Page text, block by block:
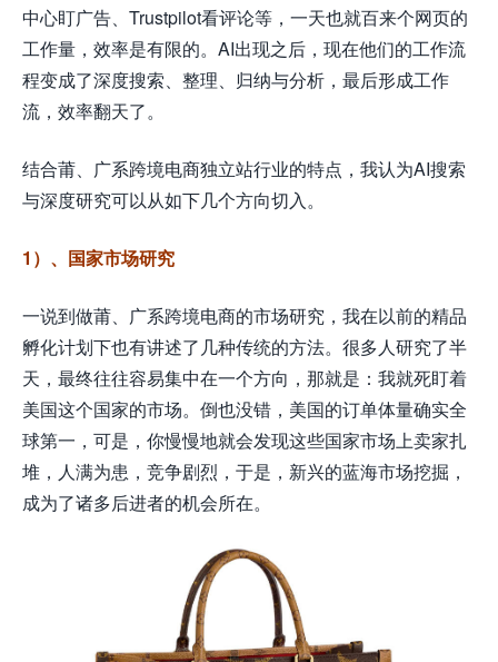
中心盯广告、Trustpilot看评论等，一天也就百来个网页的
工作量，效率是有限的。AI出现之后，现在他们的工作流
程变成了深度搜索、整理、归纳与分析，最后形成工作
流，效率翻天了。
结合莆、广系跨境电商独立站行业的特点，我认为AI搜索
与深度研究可以从如下几个方向切入。
1）、国家市场研究
一说到做莆、广系跨境电商的市场研究，我在以前的精品
孵化计划下也有讲述了几种传统的方法。很多人研究了半
天，最终往往容易集中在一个方向，那就是：我就死盯着
美国这个国家的市场。倒也没错，美国的订单体量确实全
球第一，可是，你慢慢地就会发现这些国家市场上卖家扎
堆，人满为患，竞争剧烈，于是，新兴的蓝海市场挖掘，
成为了诸多后进者的机会所在。